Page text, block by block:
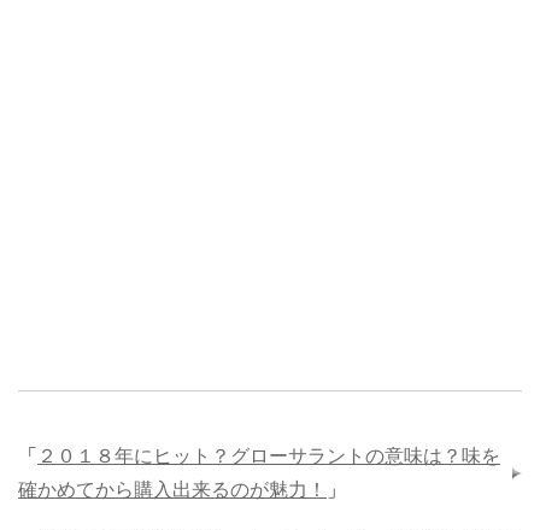
「 ２０１８年にヒット？グローサラントの意味は？味を
確かめてから購入出来るのが魅力！
」